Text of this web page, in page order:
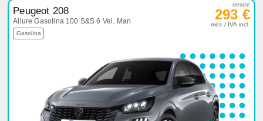
Peugeot 208
Allure Gasolina 100 S&S 6 Vel. Man
Gasolina
desde
293 €
mes / IVA incl.